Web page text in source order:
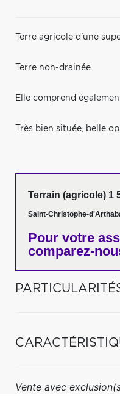
Terre agricole d'une
Terre non-drainée.
Elle comprend
Très bien située, belle
Terrain (agricole) 1
Saint-Christophe-
Pour votre
comparez-
Vente avec